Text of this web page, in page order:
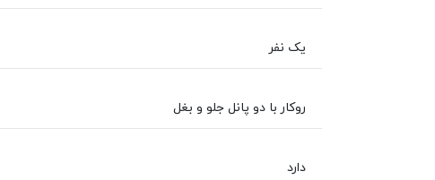
یک نفر
روکار با دو پانل جلو و بغل
دارد